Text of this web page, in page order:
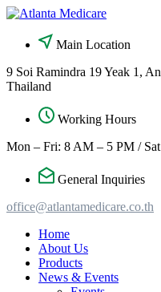
Skip
content
Main Location
9 Soi Ramindra 19 Yeak 1,
Thailand
Working Hours
Mon – Fri: 8 AM – 5 PM /
General Inquiries
office@atlantamedicare.co.th
Home
About Us
Products
News & Events